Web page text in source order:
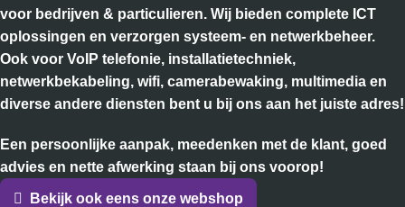
voor bedrijven & particulieren. Wij bieden complete ICT
oplossingen en verzorgen systeem- en netwerkbeheer.
Ook voor VoIP telefonie, installatietechniek,
netwerkbekabeling, wifi, camerabewaking, multimedia en
diverse andere diensten bent u bij ons aan het juiste adres!
Een persoonlijke aanpak, meedenken met de klant, goed
advies en nette afwerking staan bij ons voorop!
Bekijk ook eens onze webshop